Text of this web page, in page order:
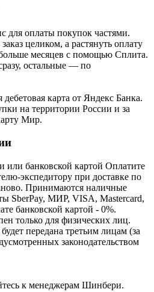
для оплаты покупок частями.
целиком, а растянуть оплату
месяцев с помощью Сплита.
остальные — по
карта от Яндекс Банка.
на территории России и за
Мир.
банковской картой Оплатите
экспедитору при доставке по
Принимаются наличные
SberPay, МИР, VISA, Mastercard,
банковской картой - 0%.
только для физических лиц.
передана третьим лицам (за
законодательством
к менеджерам Шинбери.